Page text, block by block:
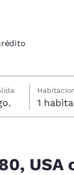
out
in seleccionada